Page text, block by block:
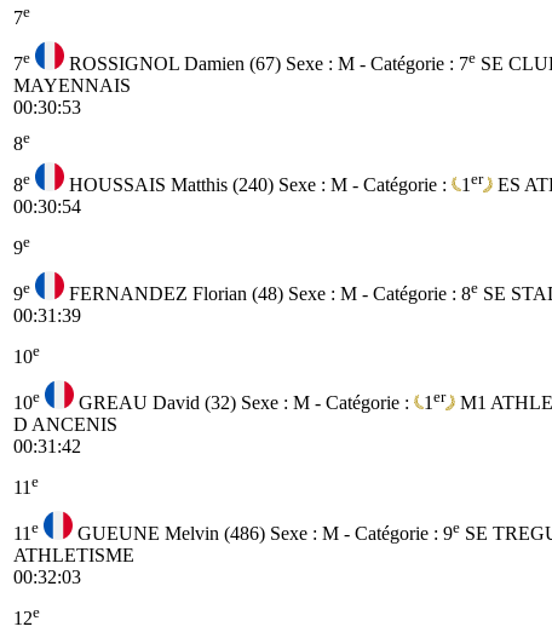
7e
7e ROSSIGNOL Damien (67) Sexe : M - Catégorie : 7e SE
MAYENNAIS
00:30:53
8e
8e HOUSSAIS Matthis (240) Sexe : M - Catégorie : 1 er ES
00:30:54
9e
9e FERNANDEZ Florian (48) Sexe : M - Catégorie : 8e SE
00:31:39
10e
10e GREAU David (32) Sexe : M - Catégorie : 1 er M1
D ANCENIS
00:31:42
11 e
11 e GUEUNE Melvin (486) Sexe : M - Catégorie : 9e SE
ATHLETISME
00:32:03
12e